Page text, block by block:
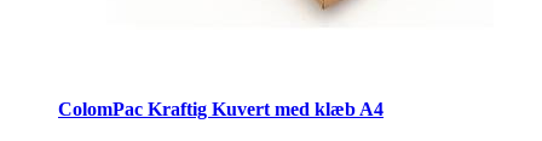
ColomPac Kraftig Kuvert med klæb A4